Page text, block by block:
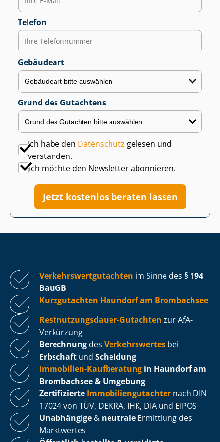
Telefon
Gebäudeart
Grund des Gutachtens
Ich habe den Datenschutz gelesen und
verstanden.
Ich möchte den Newsletter abonnieren.
Jetzt kostenlos beraten lassen
Ver­kehrs­wert­gut­ach­ten im Sinne des § 194
BauGB
Kurzgutachten Haundorf am Brombachsee
Rest­nut­zungs­dau­er-Gutachten zur AfA-
Verkürzung
Berechnung des Verkehrswertes bei
Erbschaft und Scheidung
Immobilien-Kaufberatung in Haundorf am
Brombachsee & Umgebung
Zertifizierte Im­mo­bi­li­en­gut­ach­ter nach DIN
17024 von TÜV, DEKRA, IHK, DIA und EIPOS
Unabhängige & neutrale Ermittlung des
Marktwertes